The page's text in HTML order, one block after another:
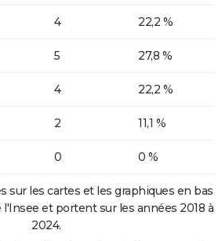
4 22,2 %
5 27,8 %
4 22,2 %
2 11,1 %
0 0 %
sur les cartes et les graphiques en bas
et portent sur les années 2018 à
2024.